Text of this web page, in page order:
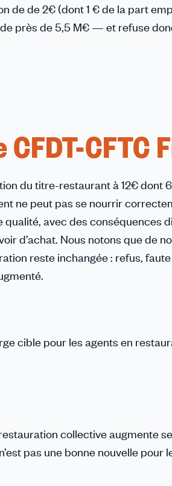
de de 2€ (dont 1 € de la part
près de 5,5 M€ — et refuse
CFTC
du titre-restaurant à 12€ dont
ne peut pas se nourrir
avec des conséquences
d’achat. Nous notons que de
reste inchangée : refus,
cible pour les agents en
collective augmente
pas une bonne nouvelle pour